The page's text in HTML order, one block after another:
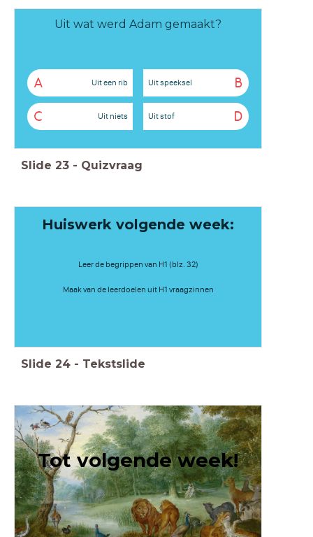
Uit wat werd Adam gemaakt?
A Uit een rib B
Uit speeksel
C Uit niets D
Uit stof
Slide 23 - Quizvraag
Huiswerk volgende week:
Leer de begrippen van H1 (blz. 32)
Maak van de leerdoelen uit H1 vraagzinnen
Slide 24 - Tekstslide
Tot volgende week!